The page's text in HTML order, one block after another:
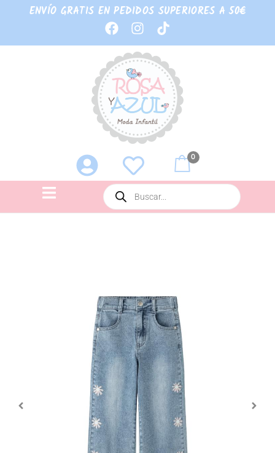
ENVÍO GRATIS EN PEDIDOS SUPERIORES A 50€
0